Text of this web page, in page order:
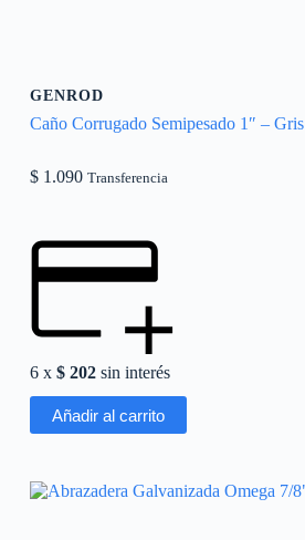
GENROD
Caño Corrugado Semipesado 1″ – Gris
$1.090 Transferencia
6 x $202sin interés
Añadir al carrito